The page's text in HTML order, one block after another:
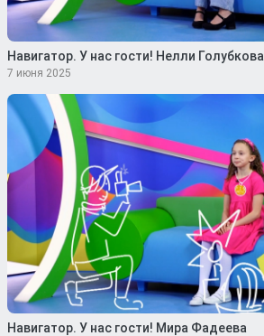
Навигатор. У нас гости! Нелли Голубкова
7 июня 2025
Навигатор. У нас гости! Мира Фадеева